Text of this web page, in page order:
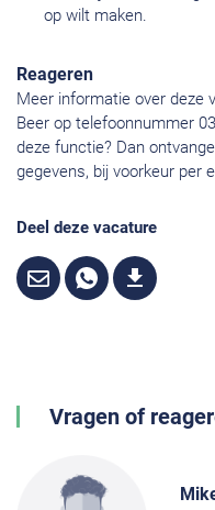
op wilt maken.
Reageren
Meer informatie over deze
Beer op telefoonnummer
deze functie? Dan
gegevens, bij voorkeur per
Deel deze vacature
Vragen of